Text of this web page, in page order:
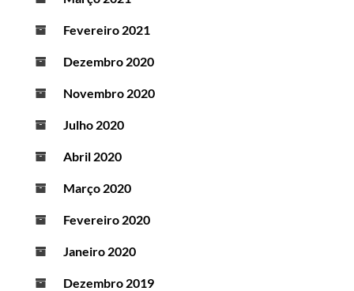
Fevereiro 2021
Dezembro 2020
Novembro 2020
Julho 2020
Abril 2020
Março 2020
Fevereiro 2020
Janeiro 2020
Dezembro 2019